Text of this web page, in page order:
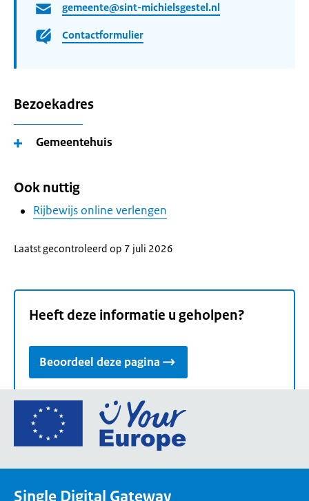
gemeente@sint-michielsgestel.nl
Contactformulier
Bezoekadres
Gemeentehuis
Ook nuttig
Rijbewijs online verlengen
Laatst gecontroleerd op 7 juli 2026
Heeft deze informatie u geholpen?
Beoordeel deze pagina
Ga
de
Single Digital Gateway